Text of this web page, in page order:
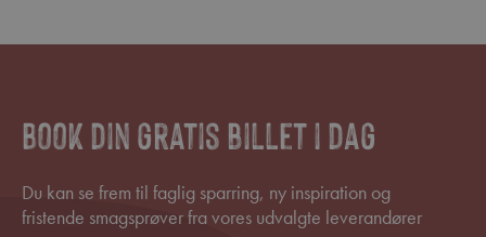
Book din gratis billet i dag
Du kan se frem til faglig sparring, ny inspiration og
fristende smagsprøver fra vores udvalgte leverandører